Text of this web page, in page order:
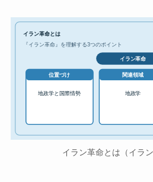
イラン革命とは
『イラン革命』を理解する3つのポイント
イラン革命
位置づけ
地政学と国際情勢
関連領域
地政学
イラン革命とは（イラ